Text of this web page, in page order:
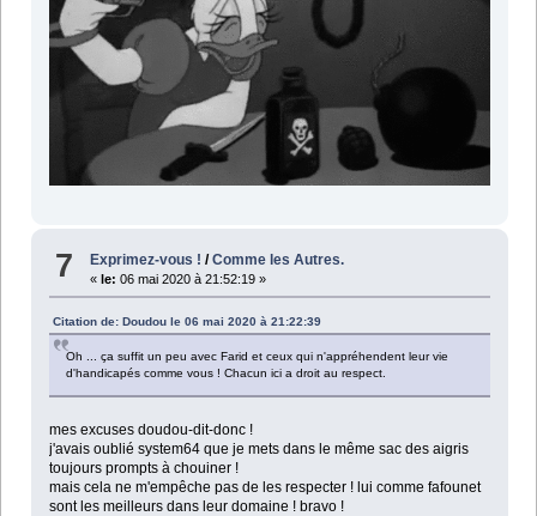
7 Exprimez-vous ! /Comme les Autres.
«le: 06 mai 2020 à 21:52:19 »
Citation de: Doudou le 06 mai 2020 à 21:22:39
Oh ... ça suffit un peu avec Farid et ceux qui n'appréhendent leur vie
d'handicapés comme vous ! Chacun ici a droit au respect.
mes excuses doudou-dit-donc !
j'avais oublié system64 que je mets dans le même sac des aigris
toujours prompts à chouiner !
mais cela ne m'empêche pas de les respecter ! lui comme fafounet
sont les meilleurs dans leur domaine ! bravo !